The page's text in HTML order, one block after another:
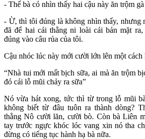
- Thế bà có nhìn thấy hai cậu này ăn trộm
- Ừ, thì tôi đúng là không nhìn thấy, nhưng
đã để hai cái thằng ni loài cái bản mặt
đúng vào câu rủa của tôi.
Cậu nhóc lúc này mới cười lớn lên một cách
“Nhà tui mới mất bịch sữa, ai mà ăn trộm
đó cái lỗ mũi chảy ra sữa”
Nó vừa hát xong, tức thì từ trong lỗ mũi
không biết từ đâu tuôn ra thành dòng?
thằng Nô cười lăn, cười bò. Còn bà Liên
tay trước ngực khóc lóc vang xin nó tha
đừng có tiếng tục hành hạ bà nữa.